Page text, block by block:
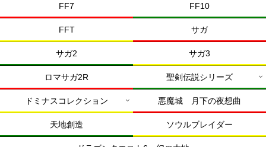
FF7 FF10
FFT サガ
サガ2 サガ3
ロマサガ2R 聖剣伝説シリーズ
ドミナスコレクション 悪魔城 月下の夜想曲
天地創造 ソウルブレイダー